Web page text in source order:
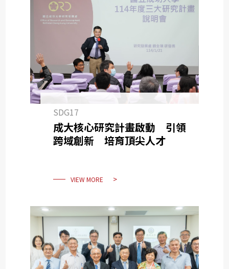
SDG17
成大核心研究計畫啟動 引領
跨域創新 培育頂尖人才
VIEW MORE